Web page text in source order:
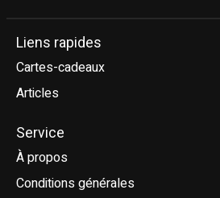
Liens rapides
Cartes-cadeaux
Articles
Service
À propos
Conditions générales